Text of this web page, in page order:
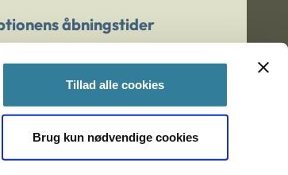
Tillad alle cookies
Brug kun nødvendige cookies
åbningstider
du bekymret for et barn/en ung?